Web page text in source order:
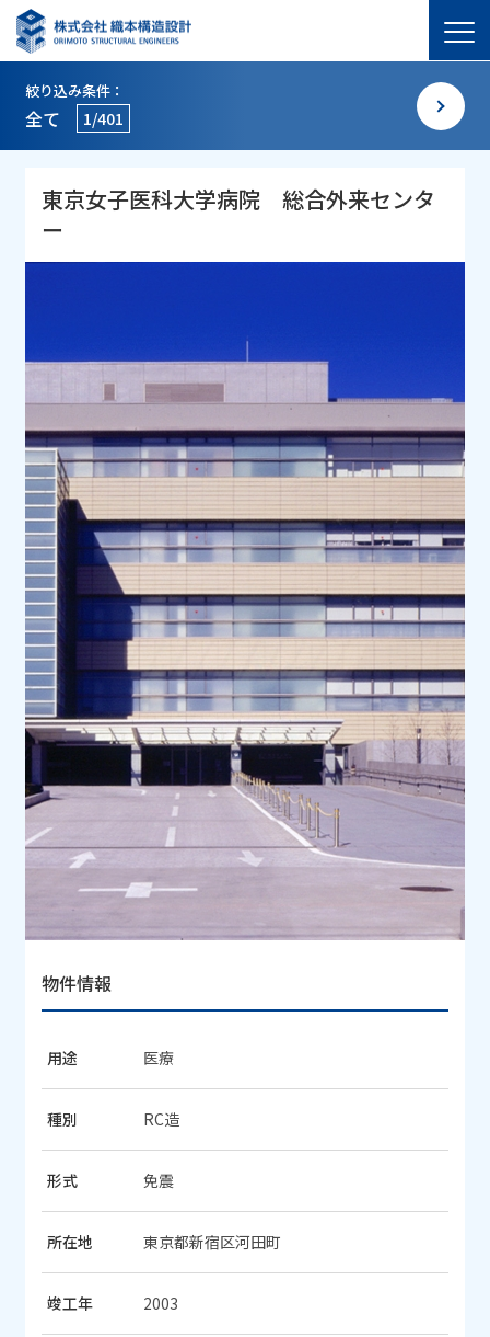
絞り込み条件：
全て 1/401
東京女子医科大学病院 総合外来センタ
ー
物件情報
用途 医療
種別 RC造
形式 免震
所在地 東京都新宿区河田町
竣工年 2003